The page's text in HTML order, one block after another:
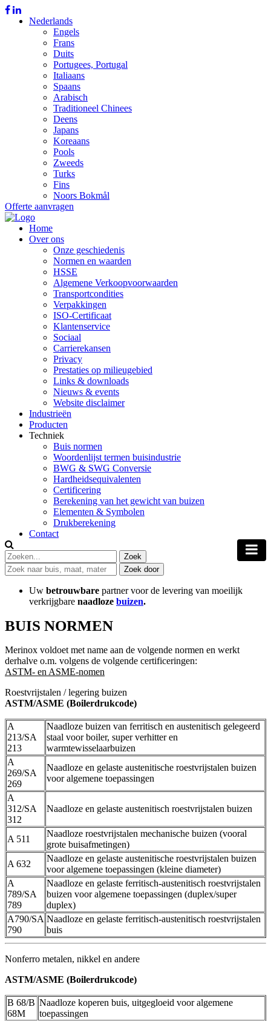
Nederlands
Engels
Frans
Duits
Portugees, Portugal
Italiaans
Spaans
Arabisch
Traditioneel Chinees
Deens
Japans
Koreaans
Pools
Zweeds
Turks
Fins
Noors Bokmål
Offerte aanvragen
Home
Over ons
Onze geschiedenis
Normen en waarden
HSSE
Algemene Verkoopvoorwaarden
Transportcondities
Verpakkingen
ISO-Certificaat
Klantenservice
Sociaal
Carrierekansen
Privacy
Prestaties op milieugebied
Links & downloads
Nieuws & events
Website disclaimer
Industrieën
Producten
Techniek
Buis normen
Woordenlijst termen buisindustrie
BWG & SWG Conversie
Hardheidsequivalenten
Certificering
Berekening van het gewicht van buizen
Elementen & Symbolen
Drukberekening
Contact
Uw betrouwbare partner voor de levering van moeilijk
verkrijgbare naadloze buizen.
BUIS NORMEN
Merinox voldoet met name aan de volgende normen en werkt
derhalve o.m. volgens de volgende certificeringen:
ASTM- en ASME-nomen
Roestvrijstalen /legering buizen
ASTM/ASME (Boilerdrukcode)
A
213/SA
213
Naadloze buizen van ferritisch en austenitisch gelegeerd
staal voor boiler, super verhitter en
warmtewisselaarbuizen
A
269/SA
269
Naadloze en gelaste austenitische roestvrijstalen buizen
voor algemene toepassingen
A
312/SA
312
Naadloze en gelaste austenitisch roestvrijstalen buizen
A 511
Naadloze roestvrijstalen mechanische buizen (vooral
grote buisafmetingen)
A 632
Naadloze en gelaste austenitische roestvrijstalen buizen
voor algemene toepassingen (kleine diameter)
A
789/SA
789
Naadloze en gelaste ferritisch-austenitisch roestvrijstalen
buizen voor algemene toepassingen (duplex/super
duplex)
A790/SA
790
Naadloze en gelaste ferritisch-austenitisch roestvrijstalen
buis
Nonferro metalen, nikkel en andere
ASTM/ASME (Boilerdrukcode)
B 68/B
68M
Naadloze koperen buis, uitgegloeid voor algemene
toepassingen